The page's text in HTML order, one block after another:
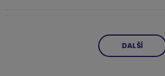
DALŠÍ